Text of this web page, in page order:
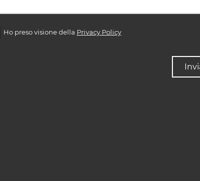
Ho preso visione della Privacy Policy